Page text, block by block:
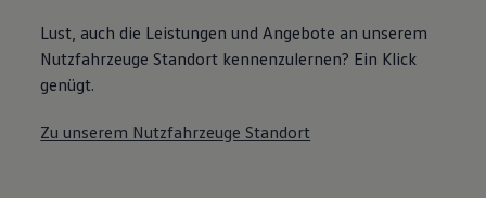
Lust, auch die Leistungen und Angebote an unserem
Nutzfahrzeuge Standort kennenzulernen? Ein Klick
genügt.
Zu unserem Nutzfahrzeuge Standort